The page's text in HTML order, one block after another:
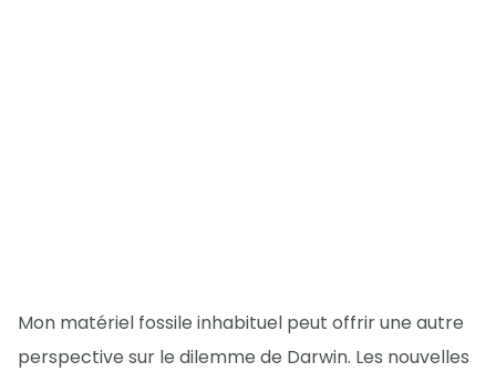
Mon matériel fossile inhabituel peut offrir une autre
perspective sur le dilemme de Darwin. Les nouvelles